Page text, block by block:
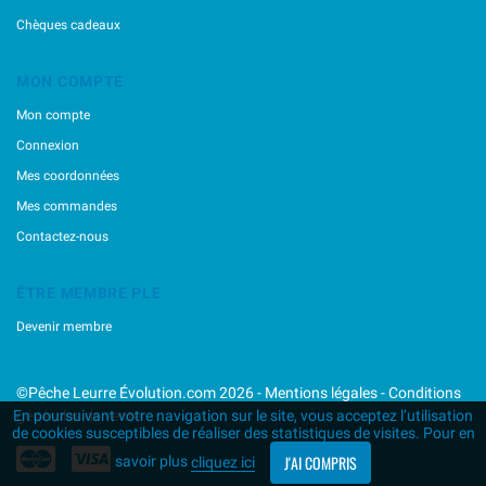
Marukyu
Mega Strike
Minnows,inc
Nikko
Nories
Ocean's Legacy
Ragot
Rapala
Reins
Sakura
Savage Gear
Sawamura
Shimano
Chèques cadeaux
MON COMPTE
Mon compte
Connexion
Mes coordonnées
Mes commandes
Contactez-nous
ÊTRE MEMBRE PLE
Devenir membre
©Pêche Leurre Évolution.com 2026 - Mentions légales-Conditions
générales de vente
En poursuivant votre navigation sur le site, vous acceptez l’utilisation
de cookies susceptibles de réaliser des statistiques de visites. Pour en
savoir pluscliquez ici J'AI COMPRIS